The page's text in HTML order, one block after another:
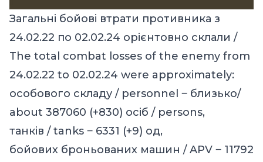
Загальні бойові втрати противника з
24.02.22 по 02.02.24 орієнтовно склали /
The total combat losses of the enemy from
24.02.22 to 02.02.24 were approximately:
особового складу / personnel ‒ близько/
about 387060 (+830) осіб / persons,
танків / tanks ‒ 6331 (+9) од,
бойових броньованих машин / APV ‒ 11792